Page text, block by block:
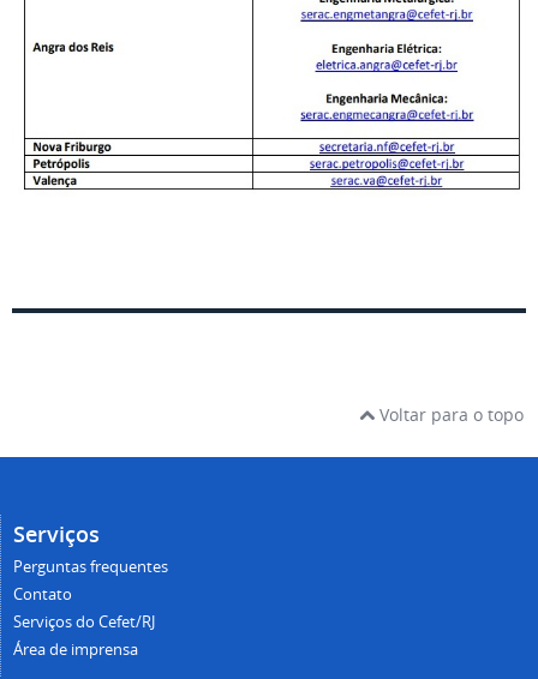
Voltar para o topo
Serviços
Perguntas frequentes
Contato
Serviços do Cefet/RJ
Área de imprensa